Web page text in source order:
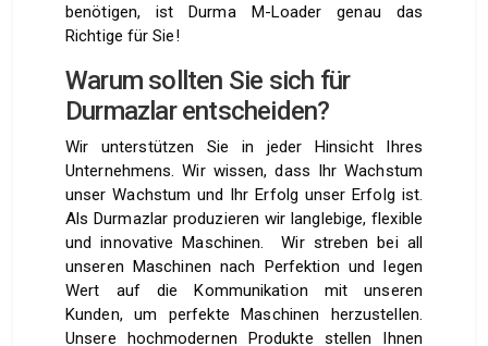
benötigen, ist Durma M-Loader genau das
Richtige für Sie!
Warum sollten Sie sich für
Durmazlar entscheiden?
Wir unterstützen Sie in jeder Hinsicht Ihres
Unternehmens. Wir wissen, dass Ihr Wachstum
unser Wachstum und Ihr Erfolg unser Erfolg ist.
Als Durmazlar produzieren wir langlebige, flexible
und innovative Maschinen. Wir streben bei all
unseren Maschinen nach Perfektion und legen
Wert auf die Kommunikation mit unseren
Kunden, um perfekte Maschinen herzustellen.
Unsere hochmodernen Produkte stellen Ihnen